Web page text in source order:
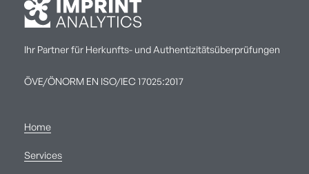
Ihr Partner für Herkunfts- und Authentizitätsüberprüfungen
ÖVE/ÖNORM EN ISO/IEC 17025:2017
Home
Services